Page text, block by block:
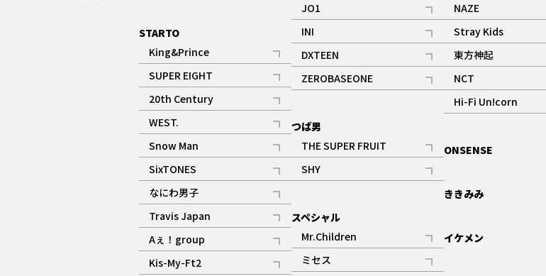
STARTO
King&Prince
記事
SUPER EIGHT
記事
20th Century
記事
WEST.
記事
Snow Man
記事
ギャラリー
SixTONES
記事
ギャラリー
なにわ男子
記事
Travis Japan
記事
Aぇ！group
記事
Kis-My-Ft2
JO1
記事
ギャラリー
INI
記事
ギャラリー
DXTEEN
記事
ギャラリー
ZEROBASEONE
記事
つば男
THE SUPER FRUIT
記事
ギャラリー
SHY
記事
スペシャル
Mr.Children
記事
ミセス
NAZE
記事
Stray Kids
記事
東方神起
記事
NCT
記事
Hi-Fi Un!corn
記事
ONSENSE
ききみみ
イケメン